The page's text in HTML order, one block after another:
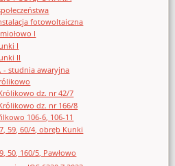
fotowoltaiczna
I
I
II
- studnia awaryjna
dz. nr 42/7
dz. nr 166/8
106-6, 106-11
59, 60/4, obręb Kunki
50, 160/5, Pawłowo